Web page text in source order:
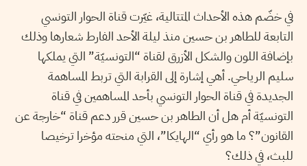
في خضّم هذه الأحداث المتتالية، غيّرت قناة الحوار التونسي
التابعة للطاهر بن حسين منذ ليلة الأحد الفارط شعارها وذلك
بإضافة اللون والشكل الأزرق لقناة “التونسيّة” التي يملكها
سليم الرياحي. أهي إشارة إلى القرابة التي تربط المساهمة
الجديدة في قناة الحوار التونسي بأحد المساهمين في قناة
التونسيّة أم هل أن الطاهر بن حسين قرر دعم قناة “خارجة عن
القانون”؟ ما هو رأي “الهايكا”، التي منحته مؤخرا ترخيصا
للبث، في ذلك؟